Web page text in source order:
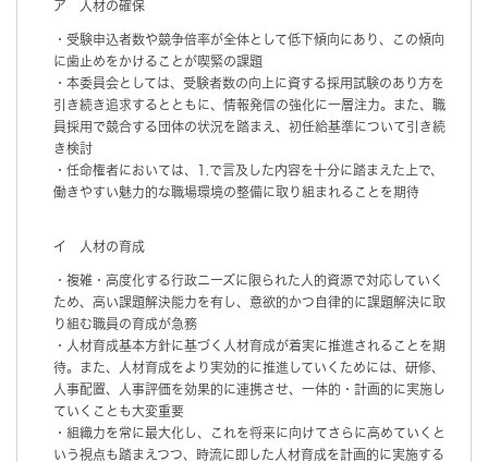
ア 人材の確保
・受験申込者数や競争倍率が全体として低下傾向にあり、この傾向
に歯止めをかけることが喫緊の課題
・本委員会としては、受験者数の向上に資する採用試験のあり方を
引き続き追求するとともに、情報発信の強化に一層注力。また、職
員採用で競合する団体の状況を踏まえ、初任給基準について引き続
き検討
・任命権者においては、1.で言及した内容を十分に踏まえた上で、
働きやすい魅力的な職場環境の整備に取り組まれることを期待
イ 人材の育成
・複雑・高度化する行政ニーズに限られた人的資源で対応していく
ため、高い課題解決能力を有し、意欲的かつ自律的に課題解決に取
り組む職員の育成が急務
・人材育成基本方針に基づく人材育成が着実に推進されることを期
待。また、人材育成をより実効的に推進していくためには、研修、
人事配置、人事評価を効果的に連携させ、一体的・計画的に実施し
ていくことも大変重要
・組織力を常に最大化し、これを将来に向けてさらに高めていくと
いう視点も踏まえつつ、時流に即した人材育成を計画的に実施する